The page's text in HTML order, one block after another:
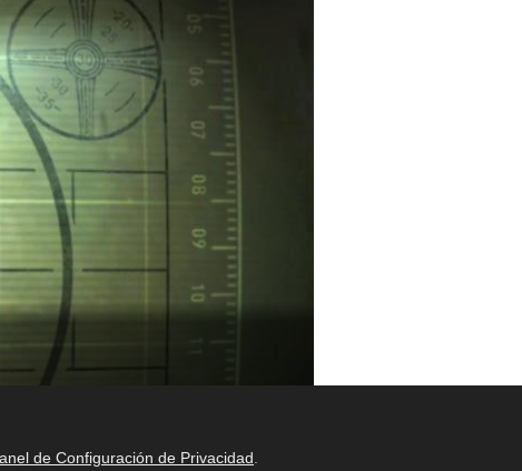
de Configuración de Privacidad